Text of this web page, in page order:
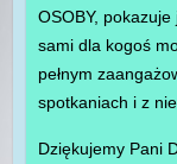
OSOBY,
sami dla kogoś
pełnym
spotkaniach i z
Dziękujemy Pani